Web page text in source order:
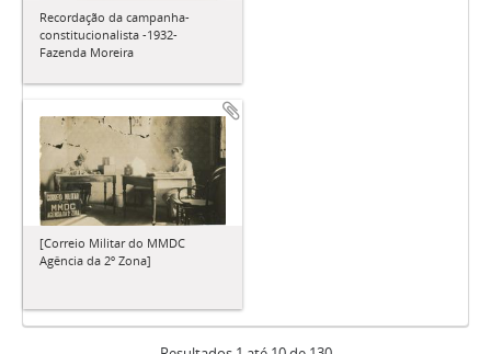
Recordação da campanha-
constitucionalista -1932-
Fazenda Moreira
[Correio Militar do MMDC
Agência da 2º Zona]